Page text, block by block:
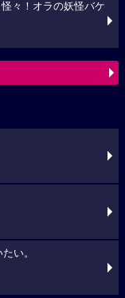
々！オラの妖怪バケ
い。